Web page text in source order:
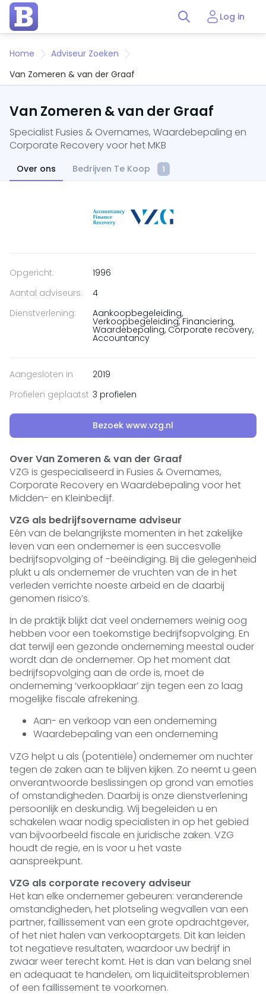
Log in
Home
Adviseur Zoeken
Van Zomeren & van der Graaf
Van Zomeren & van der Graaf
Specialist Fusies & Overnames, Waardebepaling en
Corporate Recovery voor het MKB
Over ons Bedrijven Te Koop 1
Opgericht:
1996
Aantal adviseurs:
4
Dienstverlening:
Aankoopbegeleiding,
Verkoopbegeleiding, Financiering,
Waardebepaling, Corporate recovery,
Accountancy
Aangesloten in
2019
Profielen geplaatst 3 profielen
Bezoek www.vzg.nl
Over Van Zomeren & van der Graaf
VZG is gespecialiseerd in Fusies & Overnames,
Corporate Recovery en Waardebepaling voor het
Midden- en Kleinbedijf.
VZG als bedrijfsovername adviseur
Eén van de belangrijkste momenten in het zakelijke
leven van een ondernemer is een succesvolle
bedrijfsopvolging of -beëindiging. Bij die gelegenheid
plukt u als ondernemer de vruchten van de in het
verleden verrichte noeste arbeid en de daarbij
genomen risico’s.
In de praktijk blijkt dat veel ondernemers weinig oog
hebben voor een toekomstige bedrijfsopvolging. En
dat terwijl een gezonde onderneming meestal ouder
wordt dan de ondernemer. Op het moment dat
bedrijfsopvolging aan de orde is, moet de
onderneming ‘verkoopklaar’ zijn tegen een zo laag
mogelijke fiscale afrekening.
Aan- en verkoop van een onderneming
Waardebepaling van een onderneming
VZG helpt u als (potentiële) ondernemer om nuchter
tegen de zaken aan te blijven kijken. Zo neemt u geen
onverantwoorde beslissingen op grond van emoties
of omstandigheden. Daarbij is onze dienstverlening
persoonlijk en deskundig. Wij begeleiden u en
schakelen waar nodig specialisten in op het gebied
van bijvoorbeeld fiscale en juridische zaken. VZG
houdt de regie, en is voor u het vaste
aanspreekpunt.
VZG als corporate recovery adviseur
Het kan elke ondernemer gebeuren: veranderende
omstandigheden, het plotseling wegvallen van een
partner, faillissement van een grote opdrachtgever,
of het niet halen van verkooptargets. Dit kan leiden
tot negatieve resultaten, waardoor uw bedrijf in
zwaar weer terecht komt. Het is dan van belang snel
en adequaat te handelen, om liquiditeitsproblemen
of een faillissement te voorkomen.